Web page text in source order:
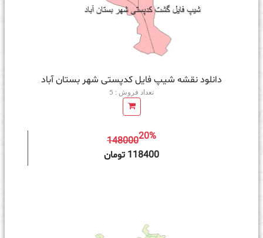
دانلود نقشه شیپ فایل کدپستی شهر بستان آباد
تعداد فروش : 5
14800020%
118400 تومان